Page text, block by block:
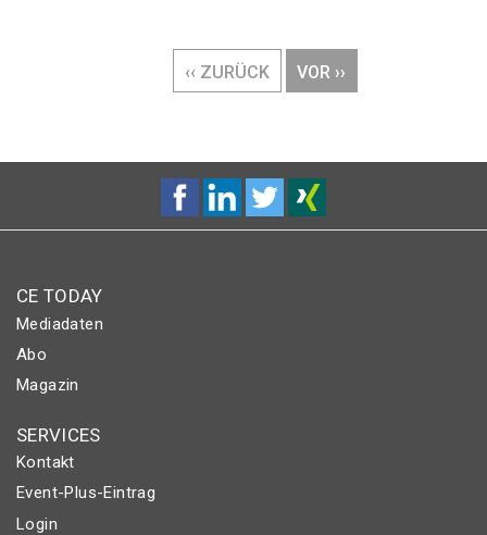
VORHERIGE
SEITE
‹‹ ZURÜCK
NÄCHSTE
SEITE
VOR ››
CE TODAY
Mediadaten
Abo
Magazin
SERVICES
Kontakt
Event-Plus-Eintrag
Login